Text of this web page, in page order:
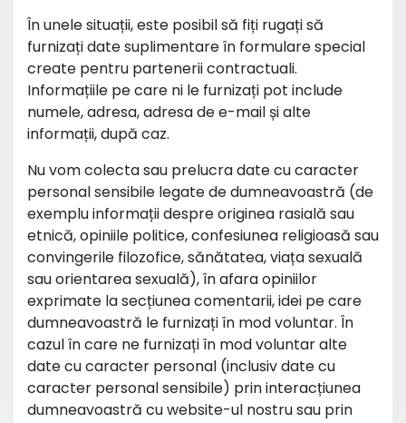
În unele situații, este posibil să fiți rugați să
furnizați date suplimentare în formulare special
create pentru partenerii contractuali.
Informațiile pe care ni le furnizați pot include
numele, adresa, adresa de e-mail și alte
informații, după caz.
Nu vom colecta sau prelucra date cu caracter
personal sensibile legate de dumneavoastră (de
exemplu informații despre originea rasială sau
etnică, opiniile politice, confesiunea religioasă sau
convingerile filozofice, sănătatea, viața sexuală
sau orientarea sexuală), în afara opiniilor
exprimate la secțiunea comentarii, idei pe care
dumneavoastră le furnizați în mod voluntar. În
cazul în care ne furnizați în mod voluntar alte
date cu caracter personal (inclusiv date cu
caracter personal sensibile) prin interacțiunea
dumneavoastră cu website-ul nostru sau prin